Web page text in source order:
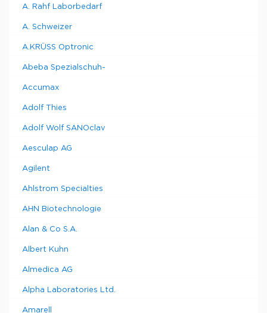
A. Rahf Laborbedarf
A. Schweizer
A.KRÜSS Optronic
Abeba Spezialschuh-
Accumax
Adolf Thies
Adolf Wolf SANOclav
Aesculap AG
Agilent
Ahlstrom Specialties
AHN Biotechnologie
Alan & Co S.A.
Albert Kuhn
Almedica AG
Alpha Laboratories Ltd.
Amarell